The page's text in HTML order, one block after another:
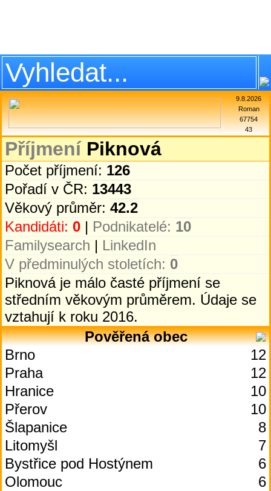
9.8.2026
Roman
67754
43
PříjmeníPiknová
Počet příjmení: 126
Pořadí v ČR: 13443
Věkový průměr: 42.2
Kandidáti: 0 | Podnikatelé: 10
Familysearch | LinkedIn
V předminulých stoletích: 0
Piknová je málo časté příjmení se
středním věkovým průměrem. Údaje se
vztahují k roku 2016.
Pověřená obec
Brno
12
Praha
12
Hranice
10
Přerov
10
Šlapanice
8
Litomyšl
7
Bystřice pod Hostýnem
6
Olomouc
6